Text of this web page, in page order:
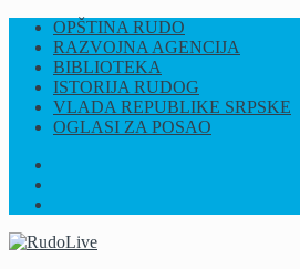
OPŠTINA RUDO
RAZVOJNA AGENCIJA
BIBLIOTEKA
ISTORIJA RUDOG
VLADA REPUBLIKE SRPSKE
OGLASI ZA POSAO